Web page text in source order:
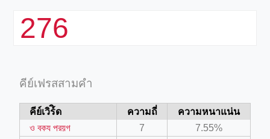
276
คีย์เฟรสสามคำ
คีย์เวิร์ิด ความถี่
ความหนาแน่น
ও বকয পরয়গ
7
7.55%